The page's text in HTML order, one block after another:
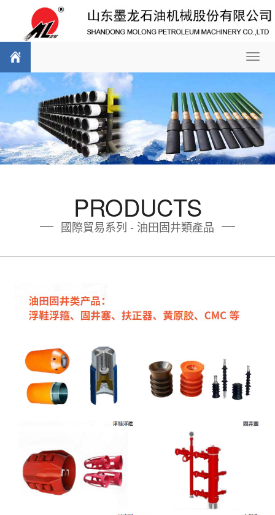
PRODUCTS
國際貿易系列 - 油田固井類產品